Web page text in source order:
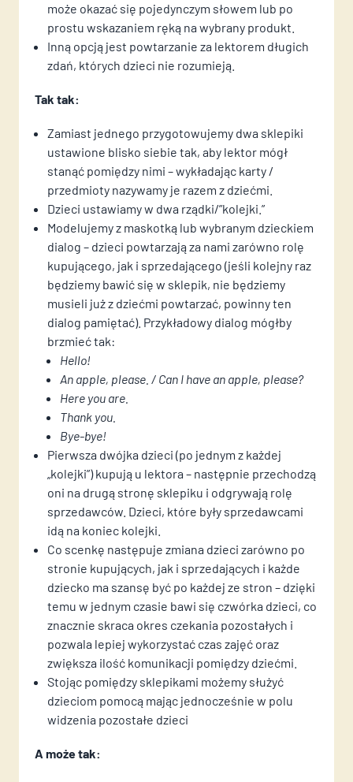
może okazać się pojedynczym słowem lub po
prostu wskazaniem ręką na wybrany produkt.
Inną opcją jest powtarzanie za lektorem długich
zdań, których dzieci nie rozumieją.
Tak tak:
Zamiast jednego przygotowujemy dwa sklepiki
ustawione blisko siebie tak, aby lektor mógł
stanąć pomiędzy nimi – wykładając karty /
przedmioty nazywamy je razem z dziećmi.
Dzieci ustawiamy w dwa rządki/”kolejki.”
Modelujemy z maskotką lub wybranym dzieckiem
dialog – dzieci powtarzają za nami zarówno rolę
kupującego, jak i sprzedającego (jeśli kolejny raz
będziemy bawić się w sklepik, nie będziemy
musieli już z dziećmi powtarzać, powinny ten
dialog pamiętać). Przykładowy dialog mógłby
brzmieć tak:
Hello!
An apple, please. / Can I have an apple, please?
Here you are.
Thank you.
Bye-bye!
Pierwsza dwójka dzieci (po jednym z każdej
„kolejki”) kupują u lektora – następnie przechodzą
oni na drugą stronę sklepiku i odgrywają rolę
sprzedawców. Dzieci, które były sprzedawcami
idą na koniec kolejki.
Co scenkę następuje zmiana dzieci zarówno po
stronie kupujących, jak i sprzedających i każde
dziecko ma szansę być po każdej ze stron – dzięki
temu w jednym czasie bawi się czwórka dzieci, co
znacznie skraca okres czekania pozostałych i
pozwala lepiej wykorzystać czas zajęć oraz
zwiększa ilość komunikacji pomiędzy dziećmi.
Stojąc pomiędzy sklepikami możemy służyć
dzieciom pomocą mając jednocześnie w polu
widzenia pozostałe dzieci
A może tak:
Telefon
Wiadomość*
Wyrażam zgodę na przetwarzanie moich danych
osobowych zgodnie z przepisami o ochronie danych
osobowych w związku z udzieleniem odpowiedzi na
zapytanie wysłane przez formularz kontaktowy...(
czytaj dalej )
Telefon
Wiadomość*
Wyrażam zgodę na przetwarzanie moich danych
osobowych zgodnie z przepisami o ochronie danych
osobowych w związku z udzieleniem odpowiedzi na
zapytanie wysłane przez formularz kontaktowy...(
czytaj dalej )
Wiadomość
Wyrażam zgodę na przetwarzanie moich danych
osobowych w związku z udzieleniem odpowiedzi na
zapytanie wysłane przez formularz kontaktowy...
czytaj dalej )